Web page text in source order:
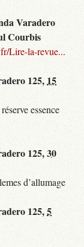
Varadero
Courbis
Lire-la-revue...
125, 15
essence
125,30
d’allumage
125,5